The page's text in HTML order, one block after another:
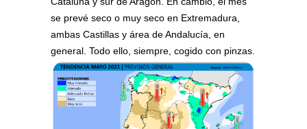
se prevé seco o muy seco en Extremadura,
ambas Castillas y área de Andalucía, en
general. Todo ello, siempre, cogido con pinzas.